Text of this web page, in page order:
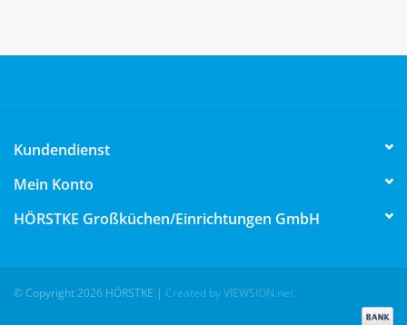
Kundendienst
Mein Konto
HÖRSTKE Großküchen/Einrichtungen GmbH
© Copyright 2026 HÖRSTKE | Created by VIEWSION.net